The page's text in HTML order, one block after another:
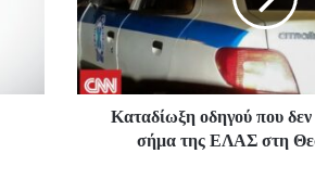
Καταδίωξη οδηγού που
σήμα της ΕΛΑΣ στη